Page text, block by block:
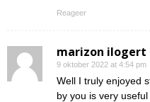
Reageer
marizon ilogert
9 oktober 2022 at 4:54 pm
Well I truly enjoyed
by you is very